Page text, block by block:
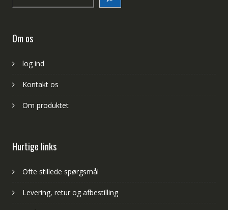
Om os
log ind
Kontakt os
Om produktet
Hurtige links
Ofte stillede spørgsmål
Levering, retur og afbestilling